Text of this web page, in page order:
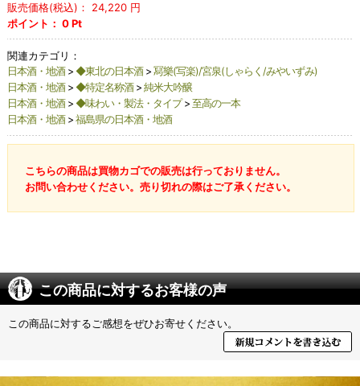
販売価格(税込)：
24,220円
ポイント： 0Pt
関連カテゴリ：
日本酒・地酒> ◆東北の日本酒> 冩樂(写楽)/宮泉(しゃらく/みやいずみ)
日本酒・地酒> ◆特定名称酒> 純米大吟醸
日本酒・地酒> ◆味わい・製法・タイプ> 至高の一本
日本酒・地酒> 福島県の日本酒・地酒
こちらの商品は買物カゴでの販売は行っておりません。
お問い合わせください。売り切れの際はご了承ください。
この商品に対するお客様の声
この商品に対するご感想をぜひお寄せください。